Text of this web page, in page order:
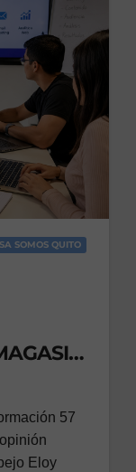
SOMOS QUITO
57
Eloy